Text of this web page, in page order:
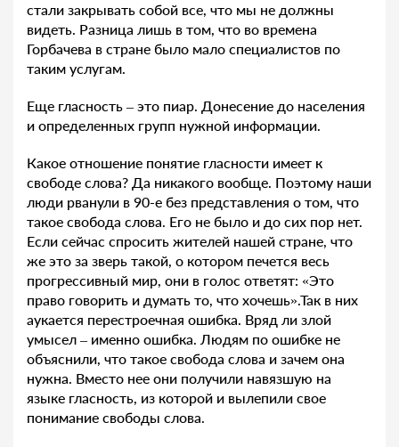
стали закрывать собой все, что мы не должны
видеть. Разница лишь в том, что во времена
Горбачева в стране было мало специалистов по
таким услугам.
Еще гласность – это пиар. Донесение до населения
и определенных групп нужной информации.
Какое отношение понятие гласности имеет к
свободе слова? Да никакого вообще. Поэтому наши
люди рванули в 90-е без представления о том, что
такое свобода слова. Его не было и до сих пор нет.
Если сейчас спросить жителей нашей стране, что
же это за зверь такой, о котором печется весь
прогрессивный мир, они в голос ответят: «Это
право говорить и думать то, что хочешь».Так в них
аукается перестроечная ошибка. Вряд ли злой
умысел – именно ошибка. Людям по ошибке не
объяснили, что такое свобода слова и зачем она
нужна. Вместо нее они получили навязшую на
языке гласность, из которой и вылепили свое
понимание свободы слова.